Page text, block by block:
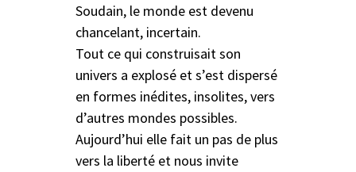
Soudain, le monde est devenu
chancelant, incertain.
Tout ce qui construisait son
univers a explosé et s’est dispersé
en formes inédites, insolites, vers
d’autres mondes possibles.
Aujourd’hui elle fait un pas de plus
vers la liberté et nous invite